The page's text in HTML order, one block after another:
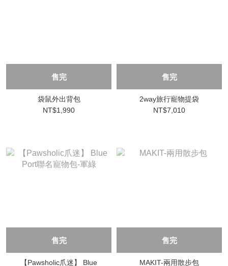
售完
袋鼠外出背包
NT$1,990
售完
2way旅行寵物提袋
NT$7,010
售完
【Pawsholic爪迷】 Blue
售完
MAKIT-兩用散步包